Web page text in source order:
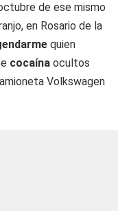
de ese mismo
en Rosario de la
quien
cocaína ocultos
Volkswagen